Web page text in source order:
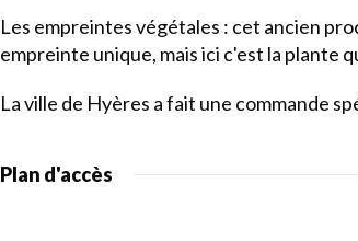
Les empreintes végétales : cet ancien
empreinte unique, mais ici c'est la plante
La ville de Hyères a fait une commande
Plan d'accès